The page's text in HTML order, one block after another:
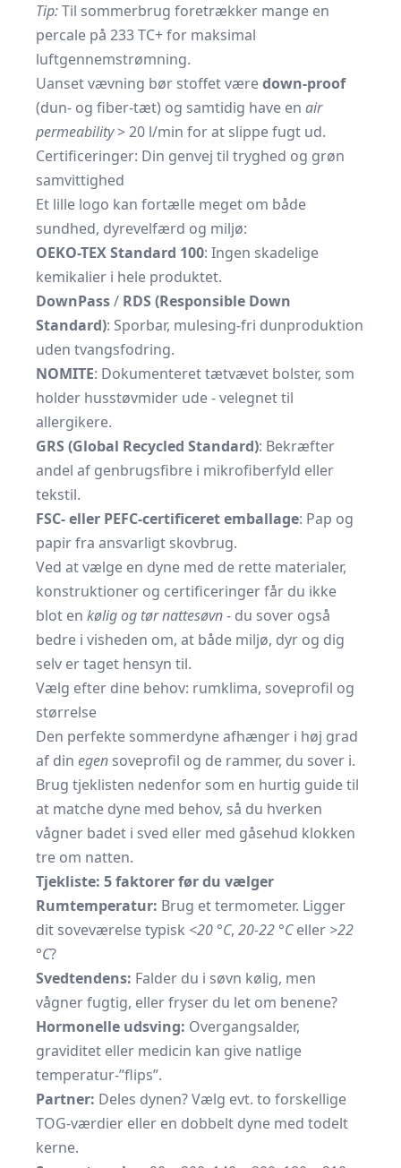
Tip:Til sommerbrug foretrækker mange en
percale på 233 TC+ for maksimal
luftgennemstrømning.
Uanset vævning bør stoffet væredown-proof
(dun- og fiber-tæt) og samtidig have en air
permeability> 20 l/min for at slippe fugt ud.
Certificeringer: Din genvej til tryghed og grøn
samvittighed
Et lille logo kan fortælle meget om både
sundhed, dyrevelfærd og miljø:
OEKO-TEX Standard 100: Ingen skadelige
kemikalier i hele produktet.
DownPass/ RDS (Responsible Down
Standard): Sporbar, mulesing-fri dunproduktion
uden tvangsfodring.
NOMITE: Dokumenteret tætvævet bolster, som
holder husstøvmider ude - velegnet til
allergikere.
GRS (Global Recycled Standard): Bekræfter
andel af genbrugsfibre i mikrofiberfyld eller
tekstil.
FSC- eller PEFC-certificeret emballage: Pap og
papir fra ansvarligt skovbrug.
Ved at vælge en dyne med de rette materialer,
konstruktioner og certificeringer får du ikke
blot en kølig og tør nattesøvn- du sover også
bedre i visheden om, at både miljø, dyr og dig
selv er taget hensyn til.
Vælg efter dine behov: rumklima, soveprofil og
størrelse
Den perfekte sommerdyne afhænger i høj grad
af din egen soveprofil og de rammer, du sover i.
Brug tjeklisten nedenfor som en hurtig guide til
at matche dyne med behov, så du hverken
vågner badet i sved eller med gåsehud klokken
tre om natten.
Tjekliste: 5 faktorer før du vælger
Rumtemperatur: Brug et termometer. Ligger
dit soveværelse typisk <20 °C, 20-22 °Celler >22
°C?
Svedtendens: Falder du i søvn kølig, men
vågner fugtig, eller fryser du let om benene?
Hormonelle udsving: Overgangsalder,
graviditet eller medicin kan give natlige
temperatur-”flips”.
Partner: Deles dynen? Vælg evt. to forskellige
TOG-værdier eller en dobbelt dyne med todelt
kerne.